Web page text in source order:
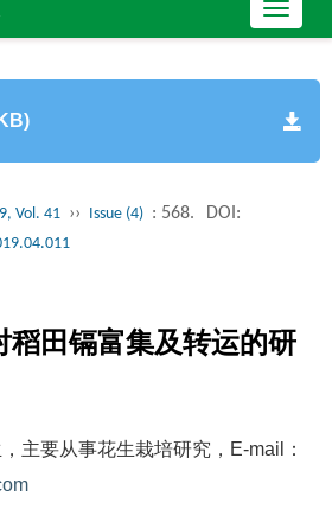
导
航
切
Vol. 41 ›› Issue (4) : 568. DOI:
稻田镉富集及转运的研
主要从事花生栽培研究，E-mail：